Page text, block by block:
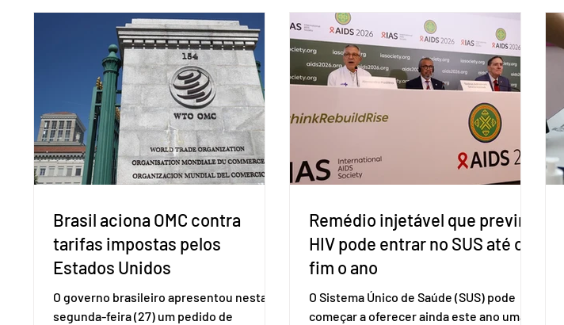
Brasil aciona OMC contra
tarifas impostas pelos
Estados Unidos
O governo brasileiro apresentou nesta
segunda-feira (27) um pedido de
Remédio injetável que previne
HIV pode entrar no SUS até o
fim o ano
O Sistema Único de Saúde (SUS) pode
começar a oferecer ainda este ano uma